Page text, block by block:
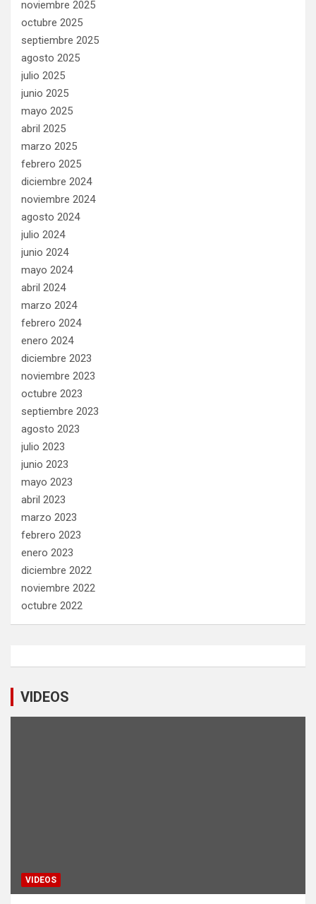
noviembre 2025
octubre 2025
septiembre 2025
agosto 2025
julio 2025
junio 2025
mayo 2025
abril 2025
marzo 2025
febrero 2025
diciembre 2024
noviembre 2024
agosto 2024
julio 2024
junio 2024
mayo 2024
abril 2024
marzo 2024
febrero 2024
enero 2024
diciembre 2023
noviembre 2023
octubre 2023
septiembre 2023
agosto 2023
julio 2023
junio 2023
mayo 2023
abril 2023
marzo 2023
febrero 2023
enero 2023
diciembre 2022
noviembre 2022
octubre 2022
VIDEOS
VIDEOS